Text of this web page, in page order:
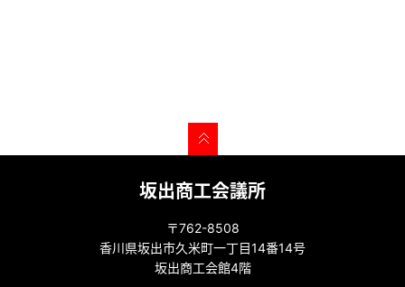
坂出商工会議所
〒762-8508
香川県坂出市久米町一丁目14番14号
坂出商工会館4階